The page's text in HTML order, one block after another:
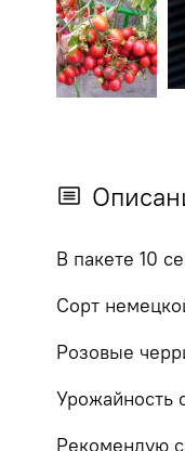
В пакете 10
Сорт
Розовые
Урожайность
Рекомендую